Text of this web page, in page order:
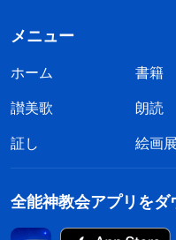
メニュー
ホーム 書籍
讃美歌
朗読
証し
絵画展
全能神教会アプリをダ